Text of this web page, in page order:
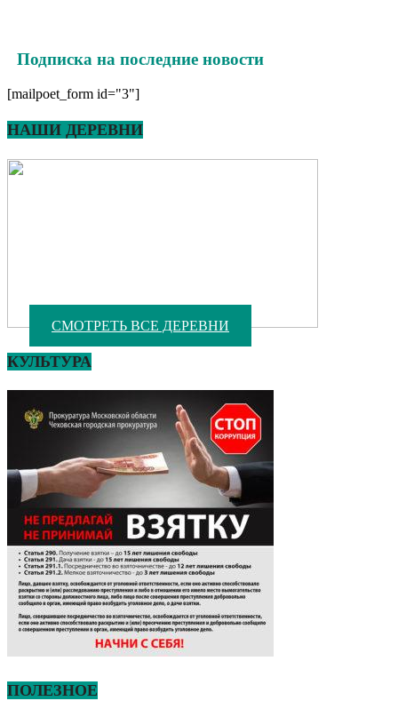
Подписка на последние новости
[mailpoet_form id="3"]
НАШИ ДЕРЕВНИ
СМОТРЕТЬ ВСЕ ДЕРЕВНИ
КУЛЬТУРА
ПОЛЕЗНОЕ